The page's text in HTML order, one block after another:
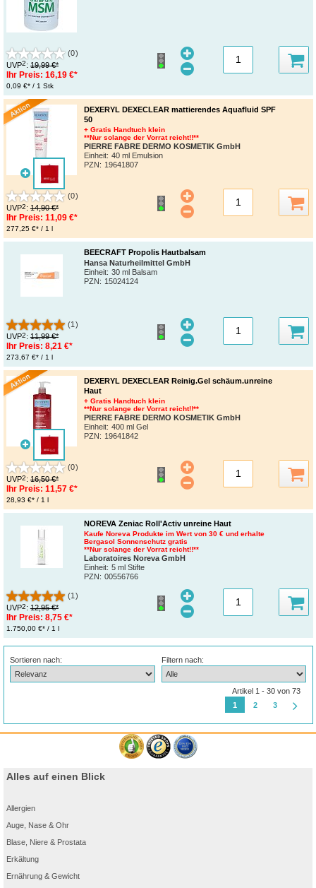
(0)
UVP2: 19,99 €*
Ihr Preis: 16,19 €*
0,09 €* / 1 Stk
DEXERYL DEXECLEAR mattierendes Aquafluid SPF
50
+ Gratis Handtuch klein
**Nur solange der Vorrat reicht!!**
PIERRE FABRE DERMO KOSMETIK GmbH
Einheit: 40 ml Emulsion
PZN: 19641807
(0)
UVP2: 14,90 €*
Ihr Preis: 11,09 €*
277,25 €* / 1 l
BEECRAFT Propolis Hautbalsam
Hansa Naturheilmittel GmbH
Einheit: 30 ml Balsam
PZN: 15024124
(1)
UVP2: 11,99 €*
Ihr Preis: 8,21 €*
273,67 €* / 1 l
DEXERYL DEXECLEAR Reinig.Gel schäum.unreine
Haut
+ Gratis Handtuch klein
**Nur solange der Vorrat reicht!!**
PIERRE FABRE DERMO KOSMETIK GmbH
Einheit: 400 ml Gel
PZN: 19641842
(0)
UVP2: 16,50 €*
Ihr Preis: 11,57 €*
28,93 €* / 1 l
NOREVA Zeniac Roll'Activ unreine Haut
Kaufe Noreva Produkte im Wert von 30 € und erhalte
Bergasol Sonnenschutz gratis
**Nur solange der Vorrat reicht!!**
Laboratoires Noreva GmbH
Einheit: 5 ml Stifte
PZN: 00556766
(1)
UVP2: 12,95 €*
Ihr Preis: 8,75 €*
1.750,00 €* / 1 l
Sortieren nach: Filtern nach:
Artikel 1 - 30 von 73
1
2 3
Alles auf einen Blick
Allergien
Auge, Nase & Ohr
Blase, Niere & Prostata
Erkältung
Ernährung & Gewicht